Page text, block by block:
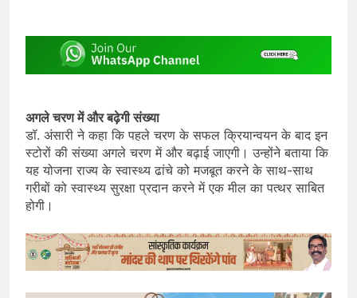
अगले चरण में और बढ़ेगी संख्या
डॉ. अंसारी ने कहा कि पहले चरण के सफल क्रियान्वयन के बाद इन
स्टोरों की संख्या अगले चरण में और बढ़ाई जाएगी। उन्होंने बताया कि
यह योजना राज्य के स्वास्थ्य ढांचे को मजबूत करने के साथ-साथ
गरीबों को स्वास्थ्य सुरक्षा प्रदान करने में एक मील का पत्थर साबित
होगी।